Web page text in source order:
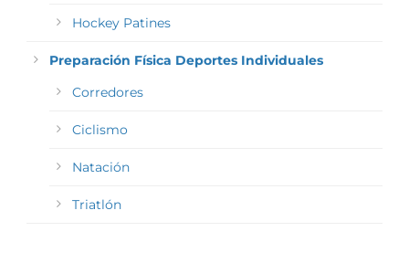
Hockey Patines
Preparación Física Deportes Individuales
Corredores
Ciclismo
Natación
Triatlón